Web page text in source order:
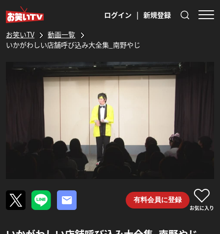
ログイン | 新規登録
お笑いTV
動画一覧
いかがわしい店舗呼び込み大全集_南野やじ
有料会員に登録
お気に入り